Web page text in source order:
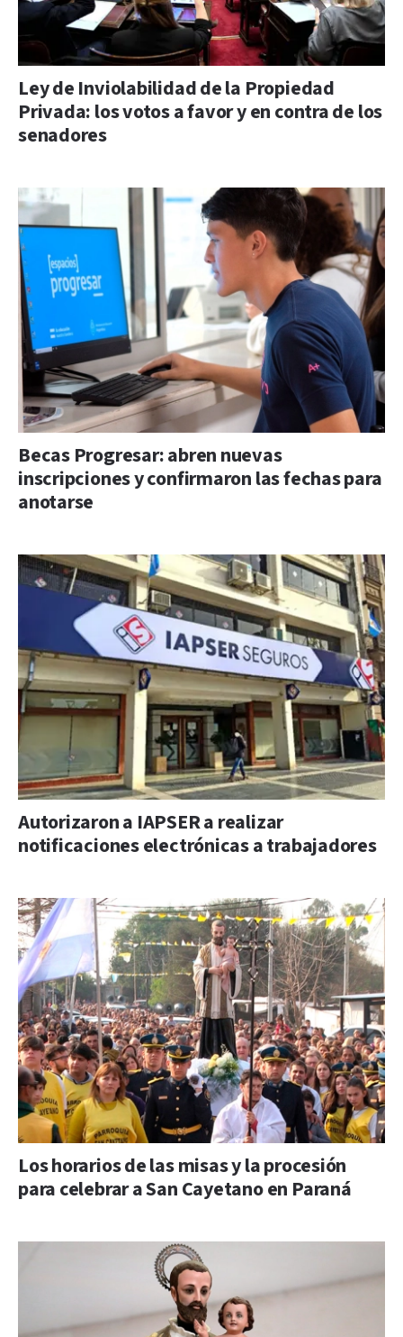
Ley de Inviolabilidad de la Propiedad
Privada: los votos a favor y en contra de los
senadores
Becas Progresar: abren nuevas
inscripciones y confirmaron las fechas para
anotarse
Autorizaron a IAPSER a realizar
notificaciones electrónicas a trabajadores
Los horarios de las misas y la procesión
para celebrar a San Cayetano en Paraná